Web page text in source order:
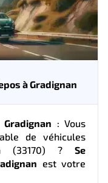
à Gradignan
: Vous
de véhicules
(33170) ? Se
est votre